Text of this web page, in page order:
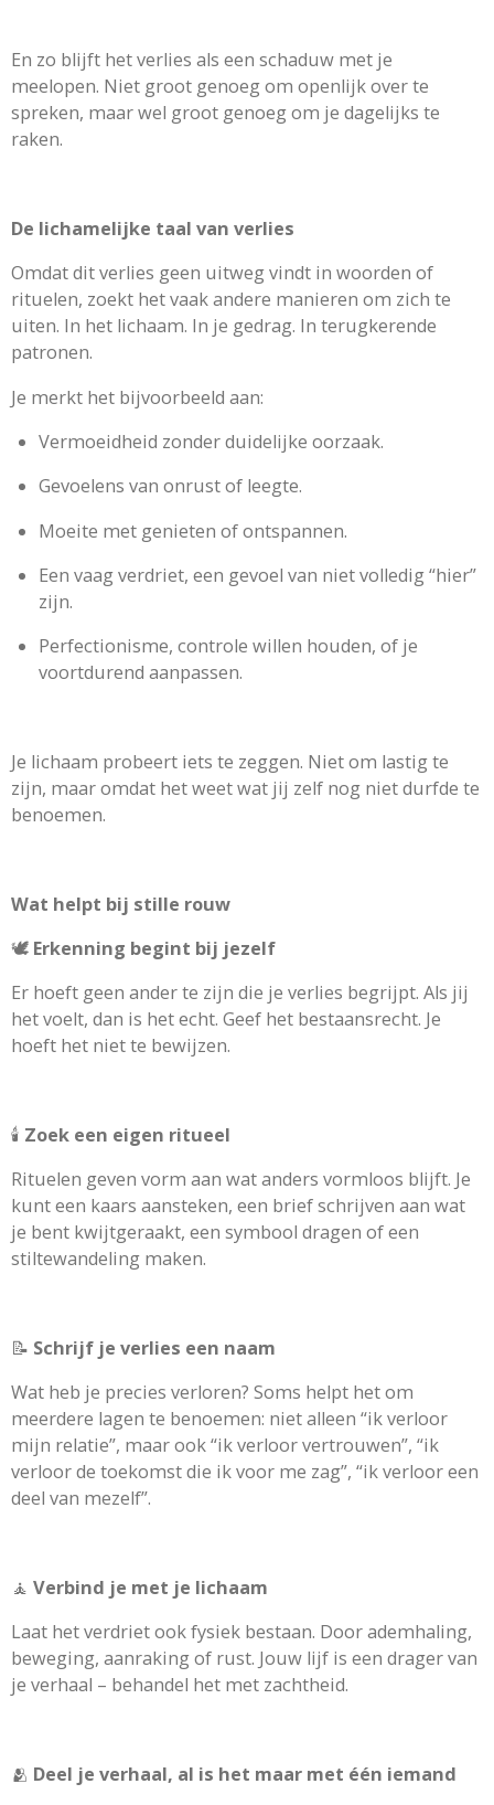
En zo blijft het verlies als een schaduw met je
meelopen. Niet groot genoeg om openlijk over te
spreken, maar wel groot genoeg om je dagelijks te
raken.
De lichamelijke taal van verlies
Omdat dit verlies geen uitweg vindt in woorden of
rituelen, zoekt het vaak andere manieren om zich te
uiten. In het lichaam. In je gedrag. In terugkerende
patronen.
Je merkt het bijvoorbeeld aan:
Vermoeidheid zonder duidelijke oorzaak.
Gevoelens van onrust of leegte.
Moeite met genieten of ontspannen.
Een vaag verdriet, een gevoel van niet volledig “hier”
zijn.
Perfectionisme, controle willen houden, of je
voortdurend aanpassen.
Je lichaam probeert iets te zeggen. Niet om lastig te
zijn, maar omdat het weet wat jij zelf nog niet durfde te
benoemen.
Wat helpt bij stille rouw
🕊️ Erkenning begint bij jezelf
Er hoeft geen ander te zijn die je verlies begrijpt. Als jij
het voelt, dan is het echt. Geef het bestaansrecht. Je
hoeft het niet te bewijzen.
🕯️ Zoek een eigen ritueel
Rituelen geven vorm aan wat anders vormloos blijft. Je
kunt een kaars aansteken, een brief schrijven aan wat
je bent kwijtgeraakt, een symbool dragen of een
stiltewandeling maken.
📝 Schrijf je verlies een naam
Wat heb je precies verloren? Soms helpt het om
meerdere lagen te benoemen: niet alleen “ik verloor
mijn relatie”, maar ook “ik verloor vertrouwen”, “ik
verloor de toekomst die ik voor me zag”, “ik verloor een
deel van mezelf”.
🧘 Verbind je met je lichaam
Laat het verdriet ook fysiek bestaan. Door ademhaling,
beweging, aanraking of rust. Jouw lijf is een drager van
je verhaal – behandel het met zachtheid.
🫂 Deel je verhaal, al is het maar met één iemand